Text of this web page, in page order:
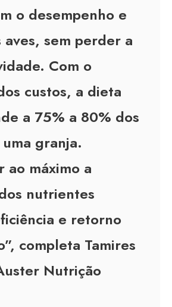
o desempenho e
aves, sem perder a
Com o
custos, a dieta
a 75% a 80% dos
granja.
ao máximo a
nutrientes
e retorno
completa Tamires
Nutrição